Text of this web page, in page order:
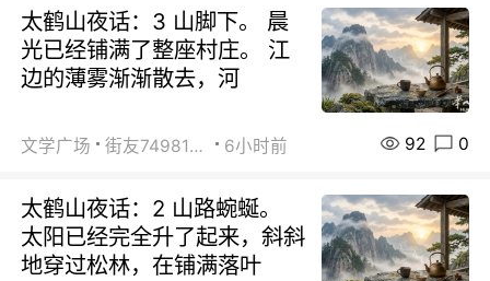
太鹤山夜话：3 山脚下。 晨
光已经铺满了整座村庄。 江
边的薄雾渐渐散去，河
文学广场 街友74981146 6小时前 92 0
太鹤山夜话：2 山路蜿蜒。
太阳已经完全升了起来，斜斜
地穿过松林，在铺满落叶